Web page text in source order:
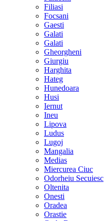
Filiasi
Focsani
Gaesti
Galati
Galati
Gheorgheni
Giurgiu
Harghita
Hateg
Hunedoara
Husi
Iernut
Ineu
Lipova
Ludus
Lugoj
Mangalia
Medias
Miercurea Ciuc
Odorheiu Secuiesc
Oltenita
Onesti
Oradea
Orastie